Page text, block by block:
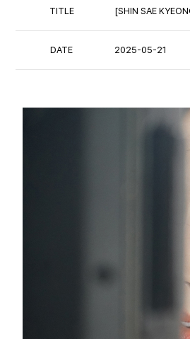
TITLE [SHIN SAE
DATE 2025-05-21